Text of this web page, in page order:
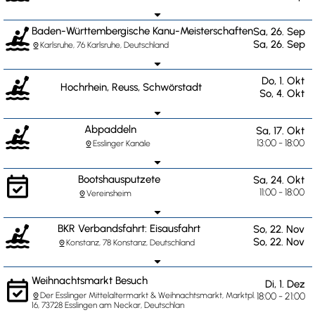
arrow_drop_down
kayakingBaden-Württembergische Kanu-MeisterschaftenSa, 26. Sep
Sa, 26. Sep
pin_dropKarlsruhe, 76 Karlsruhe, Deutschland
arrow_drop_down
kayaking Hochrhein, Reuss, Schwörstadt
Do, 1. Okt
So, 4. Okt
arrow_drop_down
kayaking Abpaddeln Sa, 17. Okt
13:00 - 18:00
pin_dropEsslinger Kanäle
arrow_drop_down
event_available Bootshausputzete Sa, 24. Okt
11:00 - 18:00
pin_dropVereinsheim
arrow_drop_down
kayaking BKR Verbandsfahrt: Eisausfahrt
So, 22. Nov
So, 22. Nov
pin_dropKonstanz, 78 Konstanz, Deutschland
arrow_drop_down
event_available Weihnachtsmarkt Besuch Di, 1. Dez
18:00 - 21:00
pin_dropDer Esslinger Mittelaltermarkt & Weihnachtsmarkt, Marktpl.
16, 73728 Esslingen am Neckar, Deutschlan